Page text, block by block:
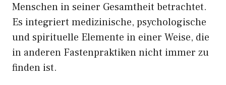
Menschen in seiner Gesamtheit betrachtet.
Es integriert medizinische, psychologische
und spirituelle Elemente in einer Weise, die
in anderen Fastenpraktiken nicht immer zu
finden ist.